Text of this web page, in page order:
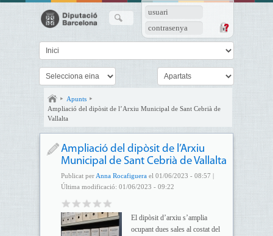
usuari
contrasenya
Apunts
Ampliació del dipòsit de l’Arxiu Municipal de Sant Cebrià de
Vallalta
Ampliació del dipòsit de l’Arxiu
Municipal de Sant Cebrià de Vallalta
Publicat per Anna Rocafiguerael 01/06/2023 - 08:57 |
Última modificació: 01/06/2023 - 09:22
El dipòsit d’arxiu s’amplia
ocupant dues sales al costat del